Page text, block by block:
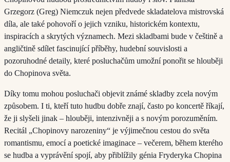
Grzegorz (Greg) Niemczuk nejen předvede skladatelova mistrovská
díla, ale také pohovoří o jejich vzniku, historickém kontextu,
inspiracích a skrytých významech. Mezi skladbami bude v češtině a
angličtině sdílet fascinující příběhy, hudební souvislosti a
pozoruhodné detaily, které posluchačům umožní ponořit se hlouběji
do Chopinova světa.
Díky tomu mohou posluchači objevit známé skladby zcela novým
způsobem. I ti, kteří tuto hudbu dobře znají, často po koncertě říkají,
že ji slyšeli jinak – hlouběji, intenzivněji a s novým porozuměním.
Recitál „Chopinovy narozeniny“ je výjimečnou cestou do světa
romantismu, emocí a poetické imaginace – večerem, během kterého
se hudba a vyprávění spojí, aby přiblížily génia Fryderyka Chopina